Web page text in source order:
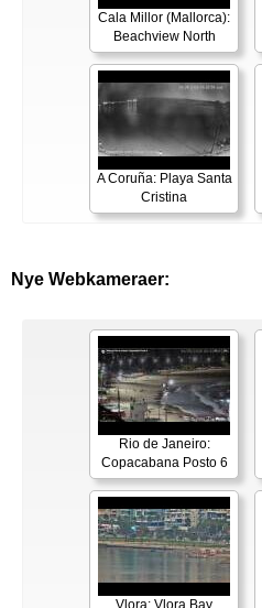
Cala Millor (Mallorca):
Beachview North
A Coruña: Playa Santa
Cristina
Nye Webkameraer:
Rio de Janeiro:
Copacabana Posto 6